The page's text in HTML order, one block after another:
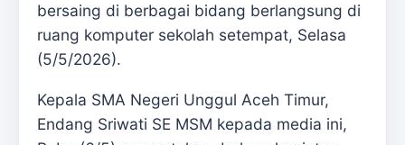
bersaing di berbagai bidang berlangsung di
ruang komputer sekolah setempat, Selasa
(5/5/2026).
Kepala SMA Negeri Unggul Aceh Timur,
Endang Sriwati SE MSM kepada media ini,